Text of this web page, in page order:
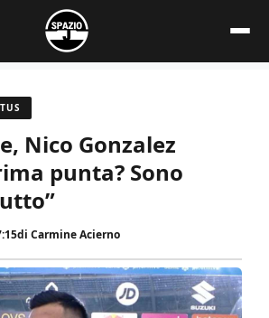
Nico Gonzalez
punta? Sono
di Carmine Acierno